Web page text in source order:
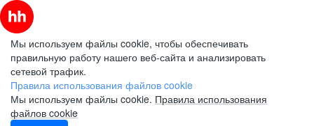
Мы используем файлы cookie, чтобы обеспечивать
правильную работу нашего веб-сайта и анализировать
сетевой трафик.
Правила использования файлов cookie
Мы используем файлы cookie. Правила использования
файлов cookie